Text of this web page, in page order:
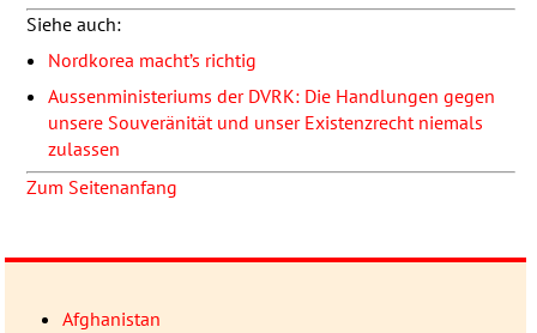
Siehe auch:
Nordkorea macht’s richtig
Aussenministeriums der DVRK: Die Handlungen gegen
unsere Souveränität und unser Existenzrecht niemals
zulassen
Zum Seitenanfang
Afghanistan